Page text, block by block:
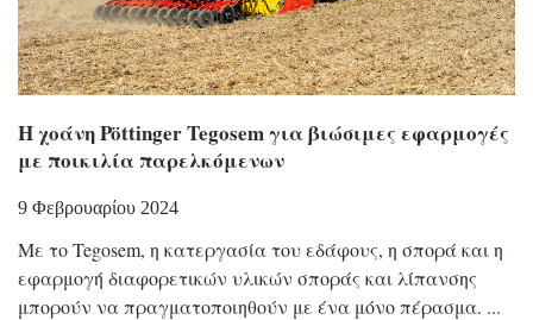
H χοάνη Pöttinger Tegosem για βιώσιμες εφαρμογές
με ποικιλία παρελκόμενων
9 Φεβρουαρίου 2024
Με το Tegosem, η κατεργασία του εδάφους, η σπορά και η
εφαρμογή διαφορετικών υλικών σποράς και λίπανσης
μπορούν να πραγματοποιηθούν με ένα μόνο πέρασμα.